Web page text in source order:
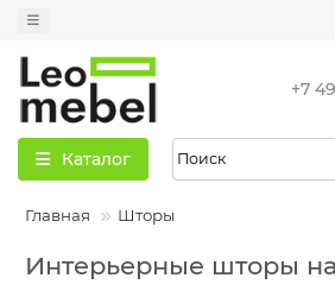
+7
Каталог
Главная Шторы
Интерьерные шторы